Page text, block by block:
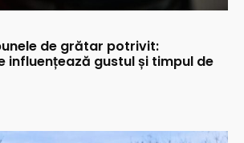
de grătar potrivit:
influențează gustul și timpul de